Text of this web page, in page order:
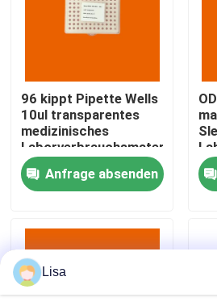
Fabrik-Ausflug
Qualitätskontrolle
Treten Sie mit uns in
Nachrichten
Fälle
96 kippt Pipette Wells
10ul transparentes
medizinisches
Laborverbrauchsmaterialien
ODM um
Anfrage absenden
Lisa